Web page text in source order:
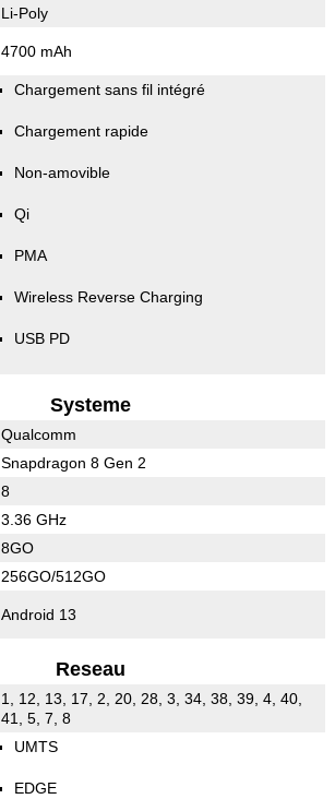
Li-Poly
4700 mAh
Chargement sans fil intégré
Chargement rapide
Non-amovible
Qi
PMA
Wireless Reverse Charging
USB PD
Systeme
Qualcomm
Snapdragon 8 Gen 2
8
3.36 GHz
8GO
256GO/512GO
Android 13
Reseau
1, 12, 13, 17, 2, 20, 28, 3, 34, 38, 39, 4, 40,
41, 5, 7, 8
UMTS
EDGE